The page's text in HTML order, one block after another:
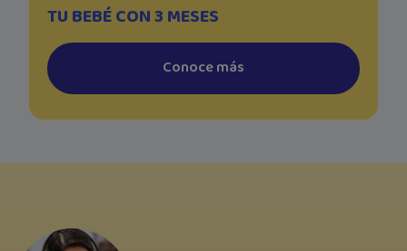
TU BEBÉ CON 3 MESES
Conoce más